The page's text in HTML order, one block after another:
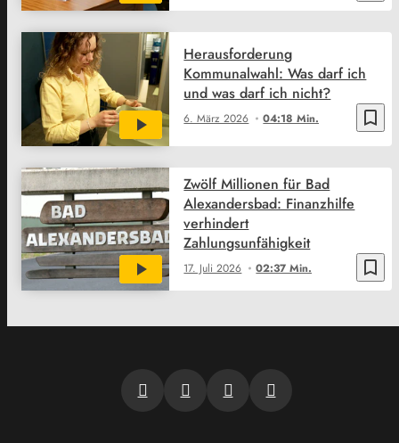
bookmark_border
6. März 2026 04:18 Min.
Herausforderung
Kommunalwahl: Was darf ich
und was darf ich nicht?
bookmark_border
17. Juli 2026 02:37 Min.
Zwölf Millionen für Bad
Alexandersbad: Finanzhilfe
verhindert
Zahlungsunfähigkeit